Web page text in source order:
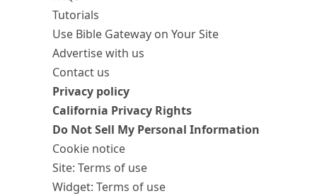
Tutorials
Use Bible Gateway on Your Site
Advertise with us
Contact us
Privacy policy
California Privacy Rights
Do Not Sell My Personal Information
Cookie notice
Site: Terms of use
Widget: Terms of use